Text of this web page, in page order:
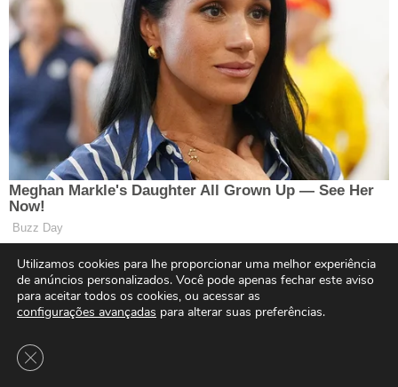
Utilizamos cookies para lhe proporcionar uma melhor experiência
de anúncios personalizados. Você pode apenas fechar este aviso
para aceitar todos os cookies, ou acessar as
configurações avançadas para alterar suas preferências.
Close GDPR Cookie Banner